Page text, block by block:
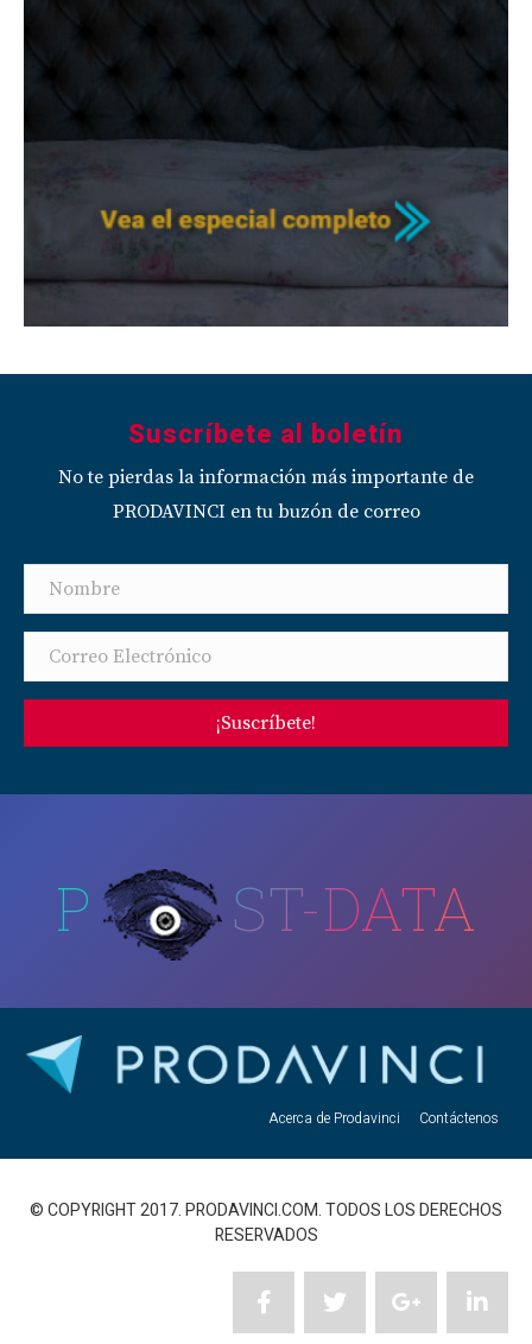
Suscríbete al boletín
No te pierdas la información más importante de
PRODAVINCI en tu buzón de correo
¡Suscríbete!
P ST-DATA
Acerca de Prodavinci Contáctenos
© COPYRIGHT 2017. PRODAVINCI.COM. TODOS LOS DERECHOS
RESERVADOS